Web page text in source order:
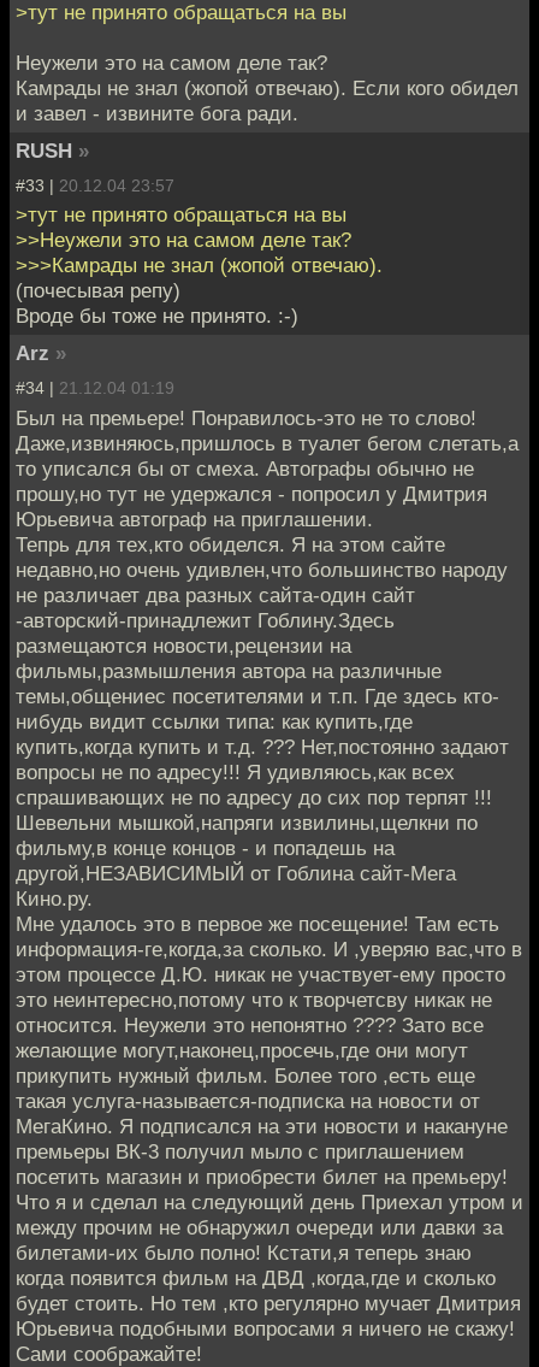
>тут не принято обращаться на вы
Неужели это на самом деле так?
Камрады не знал (жопой отвечаю). Если кого обидел
и завел - извините бога ради.
RUSH »
#33 | 20.12.04 23:57
>тут не принято обращаться на вы
>>Неужели это на самом деле так?
>>>Камрады не знал (жопой отвечаю).
(почесывая репу)
Вроде бы тоже не принято. :-)
Arz »
#34 | 21.12.04 01:19
Был на премьере! Понравилось-это не то слово!
Даже,извиняюсь,пришлось в туалет бегом слетать,а
то уписался бы от смеха. Автографы обычно не
прошу,но тут не удержался - попросил у Дмитрия
Юрьевича автограф на приглашении.
Тепрь для тех,кто обиделся. Я на этом сайте
недавно,но очень удивлен,что большинство народу
не различает два разных сайта-один сайт
-авторский-принадлежит Гоблину.Здесь
размещаются новости,рецензии на
фильмы,размышления автора на различные
темы,общениес посетителями и т.п. Где здесь кто-
нибудь видит ссылки типа: как купить,где
купить,когда купить и т.д. ??? Нет,постоянно задают
вопросы не по адресу!!! Я удивляюсь,как всех
спрашивающих не по адресу до сих пор терпят !!!
Шевельни мышкой,напряги извилины,щелкни по
фильму,в конце концов - и попадешь на
другой,НЕЗАВИСИМЫЙ от Гоблина сайт-Мега
Кино.ру.
Мне удалось это в первое же посещение! Там есть
информация-ге,когда,за сколько. И ,уверяю вас,что в
этом процессе Д.Ю. никак не участвует-ему просто
это неинтересно,потому что к творчетсву никак не
относится. Неужели это непонятно ???? Зато все
желающие могут,наконец,просечь,где они могут
прикупить нужный фильм. Более того ,есть еще
такая услуга-называется-подписка на новости от
МегаКино. Я подписался на эти новости и накануне
премьеры ВК-3 получил мыло с приглашением
посетить магазин и приобрести билет на премьеру!
Что я и сделал на следующий день Приехал утром и
между прочим не обнаружил очереди или давки за
билетами-их было полно! Кстати,я теперь знаю
когда появится фильм на ДВД ,когда,где и сколько
будет стоить. Но тем ,кто регулярно мучает Дмитрия
Юрьевича подобными вопросами я ничего не скажу!
Сами соображайте!